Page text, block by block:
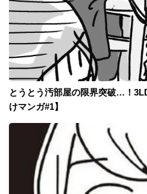
とうとう汚部屋の限界突破…！
けマンガ#1】